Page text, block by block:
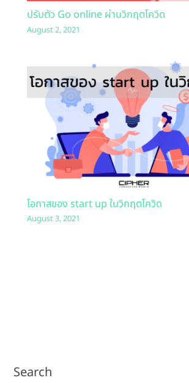
ปรับตัว Go online ผ่านวิกฤตโควิด
August 2, 2021
โอกาสของ start up ในวิกฤตโควิด
August 3, 2021
Search